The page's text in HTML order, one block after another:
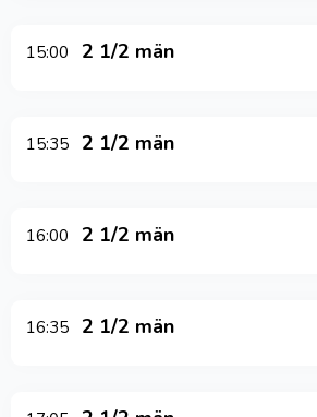
15:00 2 1/2 män
15:35 2 1/2 män
16:00 2 1/2 män
16:35 2 1/2 män